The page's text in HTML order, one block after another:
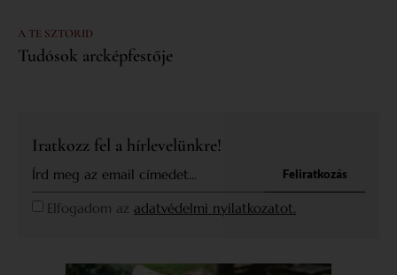
A TE SZTORID
Tudósok arcképfestője
Iratkozz fel a hírlevelünkre!
Elfogadom az adatvédelmi nyilatkozatot.
Feliratkozás